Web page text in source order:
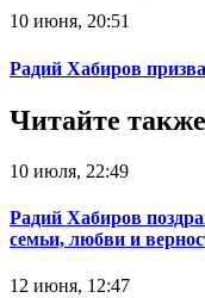
10 июня, 20:51
Радий Хабиров
Читайте также
10 июля, 22:49
Радий Хабиров
семьи, любви и
12 июня, 12:47